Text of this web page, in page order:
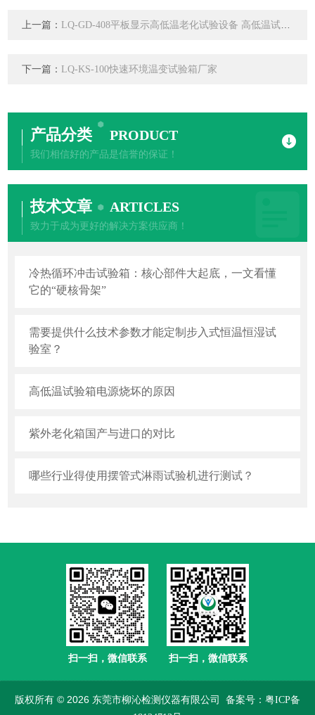
上一篇： LQ-GD-408平板显示高低温老化试验设备 高低温试验箱
下一篇： LQ-KS-100快速环境温变试验箱厂家
产品分类 PRODUCT
我们相信好的产品是信誉的保证！
技术文章 ARTICLES
致力于成为更好的解决方案供应商！
冷热循环冲击试验箱：核心部件大起底，一文看懂
它的“硬核骨架”
需要提供什么技术参数才能定制步入式恒温恒湿试
验室？
高低温试验箱电源烧坏的原因
紫外老化箱国产与进口的对比
哪些行业得使用摆管式淋雨试验机进行测试？
扫一扫，微信联系 扫一扫，微信联系
版权所有 © 2026 东莞市柳沁检测仪器有限公司 备案号：粤ICP备